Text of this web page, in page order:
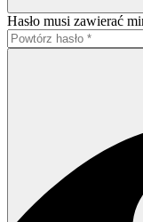
Hasło musi zawierać